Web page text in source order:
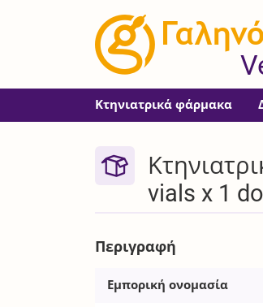
Κτηνιατρικά φάρμακα
vials x 1
Περιγραφή
Εμπορική ονομασία